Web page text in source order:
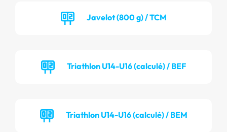
Javelot (800 g) / TCM
Triathlon U14-U16 (calculé) / BEF
Triathlon U14-U16 (calculé) / BEM